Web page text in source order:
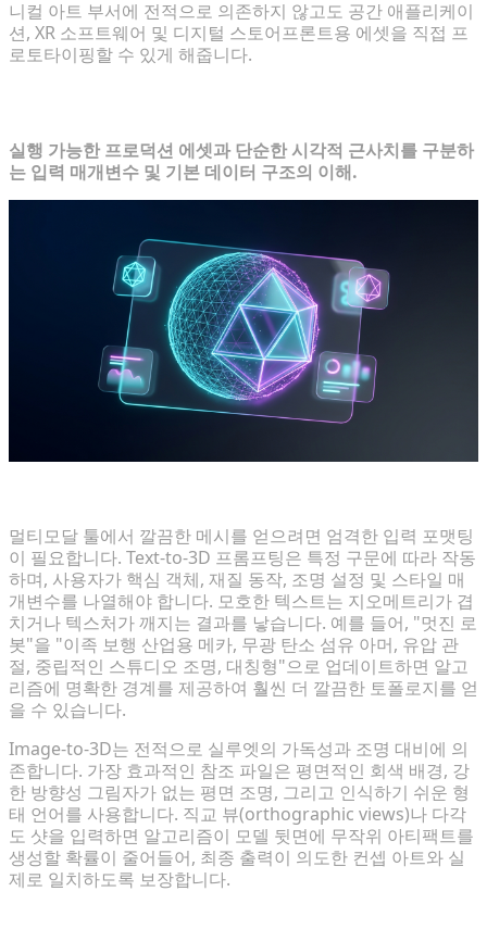
니컬 아트 부서에 전적으로 의존하지 않고도 공간 애플리케이
션, XR 소프트웨어 및 디지털 스토어프론트용 에셋을 직접 프
로토타이핑할 수 있게 해줍니다.
실행 가능한 프로덕션 에셋과 단순한 시각적 근사치를 구분하
는 입력 매개변수 및 기본 데이터 구조의 이해.
멀티모달 툴에서 깔끔한 메시를 얻으려면 엄격한 입력 포맷팅
이 필요합니다. Text-to-3D 프롬프팅은 특정 구문에 따라 작동
하며, 사용자가 핵심 객체, 재질 동작, 조명 설정 및 스타일 매
개변수를 나열해야 합니다. 모호한 텍스트는 지오메트리가 겹
치거나 텍스처가 깨지는 결과를 낳습니다. 예를 들어, "멋진 로
봇"을 "이족 보행 산업용 메카, 무광 탄소 섬유 아머, 유압 관
절, 중립적인 스튜디오 조명, 대칭형"으로 업데이트하면 알고
리즘에 명확한 경계를 제공하여 훨씬 더 깔끔한 토폴로지를 얻
을 수 있습니다.
Image-to-3D는 전적으로 실루엣의 가독성과 조명 대비에 의
존합니다. 가장 효과적인 참조 파일은 평면적인 회색 배경, 강
한 방향성 그림자가 없는 평면 조명, 그리고 인식하기 쉬운 형
태 언어를 사용합니다. 직교 뷰(orthographic views)나 다각
도 샷을 입력하면 알고리즘이 모델 뒷면에 무작위 아티팩트를
생성할 확률이 줄어들어, 최종 출력이 의도한 컨셉 아트와 실
제로 일치하도록 보장합니다.